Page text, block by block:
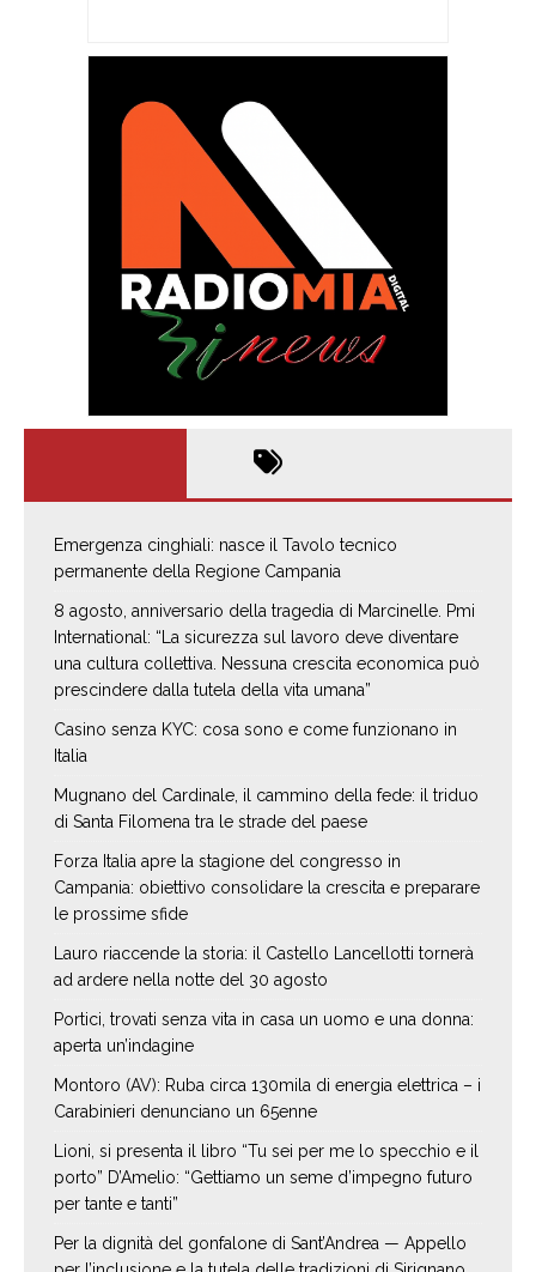
Emergenza cinghiali: nasce il Tavolo tecnico
permanente della Regione Campania
8 agosto, anniversario della tragedia di Marcinelle. Pmi
International: “La sicurezza sul lavoro deve diventare
una cultura collettiva. Nessuna crescita economica può
prescindere dalla tutela della vita umana”
Casino senza KYC: cosa sono e come funzionano in
Italia
Mugnano del Cardinale, il cammino della fede: il triduo
di Santa Filomena tra le strade del paese
Forza Italia apre la stagione del congresso in
Campania: obiettivo consolidare la crescita e preparare
le prossime sfide
Lauro riaccende la storia: il Castello Lancellotti tornerà
ad ardere nella notte del 30 agosto
Portici, trovati senza vita in casa un uomo e una donna:
aperta un’indagine
Montoro (AV): Ruba circa 130mila di energia elettrica – i
Carabinieri denunciano un 65enne
Lioni, si presenta il libro “Tu sei per me lo specchio e il
porto” D’Amelio: “Gettiamo un seme d’impegno futuro
per tante e tanti”
Per la dignità del gonfalone di Sant’Andrea — Appello